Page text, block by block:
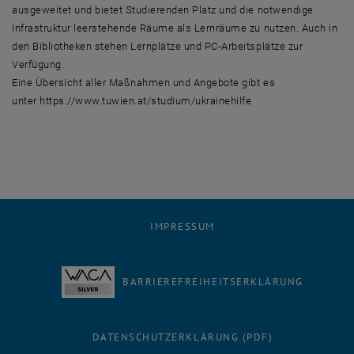
ausgeweitet und bietet Studierenden Platz und die notwendige
Infrastruktur leerstehende Räume als Lernräume zu nutzen. Auch in
den Bibliotheken stehen Lernplätze und PC-Arbeitsplätze zur
Verfügung.
Eine Übersicht aller Maßnahmen und Angebote gibt es
unter https://www.tuwien.at/studium/ukrainehilfe
IMPRESSUM
BARRIEREFREIHEITSERKLÄRUNG
DATENSCHUTZERKLÄRUNG (PDF)